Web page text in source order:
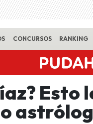
CONCURSOS RANKING
Esto